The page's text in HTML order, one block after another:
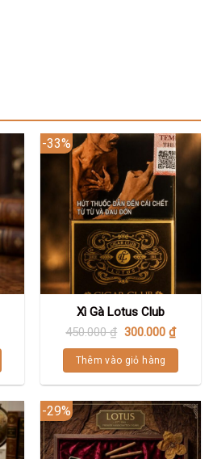
-33%
Xì Gà Lotus Club
450.000₫ 300.000 ₫
Thêm vào giỏ hàng
-29%